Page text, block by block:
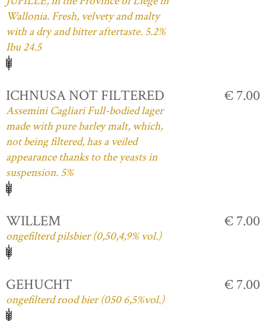
Wallonia. Fresh, velvety and malty
with a dry and bitter aftertaste. 5.2%
Ibu 24.5
ICHNUSA NOT FILTERED
Assemini Cagliari Full-bodied lager
made with pure barley malt, which,
not being filtered, has a veiled
appearance thanks to the yeasts in
suspension. 5%
€ 7.00
WILLEM
ongefilterd pilsbier (0,50,4,9% vol.)
€ 7.00
GEHUCHT
ongefilterd rood bier (050 6,5%vol.)
€ 7.00